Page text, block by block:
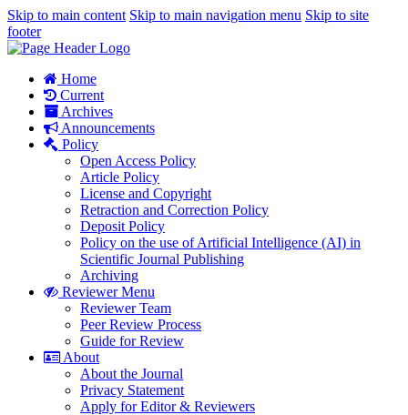
Skip to main content Skip to main navigation menu Skip to site
footer
Home
Current
Archives
Announcements
Policy
Open Access Policy
Article Policy
License and Copyright
Retraction and Correction Policy
Deposit Policy
Policy on the use of Artificial Intelligence (AI) in
Scientific Journal Publishing
Archiving
Reviewer Menu
Reviewer Team
Peer Review Process
Guide for Review
About
About the Journal
Privacy Statement
Apply for Editor & Reviewers